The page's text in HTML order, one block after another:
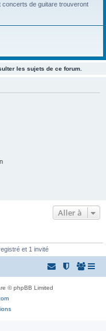
de guitare trouveront
les sujets de ce forum.
Aller à
et 1 invité
© phpBB Limited